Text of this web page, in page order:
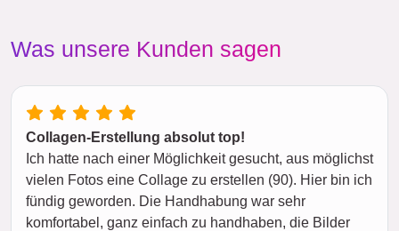
Was unsere Kunden sagen
Collagen-Erstellung absolut top!
Ich hatte nach einer Möglichkeit gesucht, aus möglichst
vielen Fotos eine Collage zu erstellen (90). Hier bin ich
fündig geworden. Die Handhabung war sehr
komfortabel, ganz einfach zu handhaben, die Bilder